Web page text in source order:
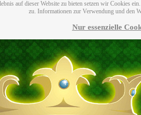
auf dieser Website zu bieten setzen wir Cookies
zu. Informationen zur Verwendung und den
Nur essenzielle